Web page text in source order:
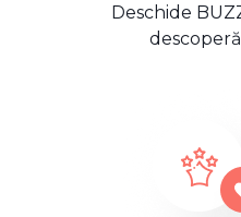
Deschide